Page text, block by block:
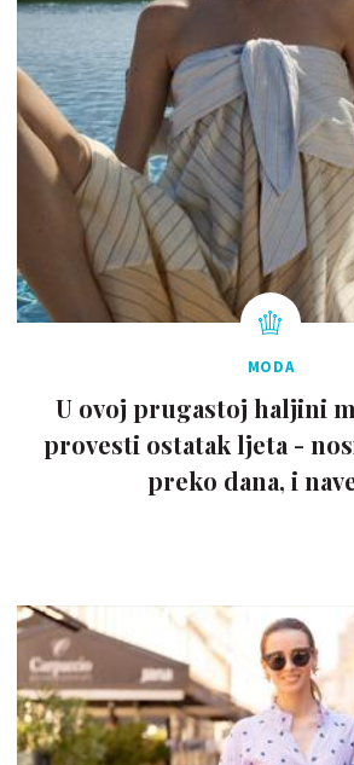
MODA
U ovoj prugastoj haljini
provesti ostatak ljeta -
preko dana, i